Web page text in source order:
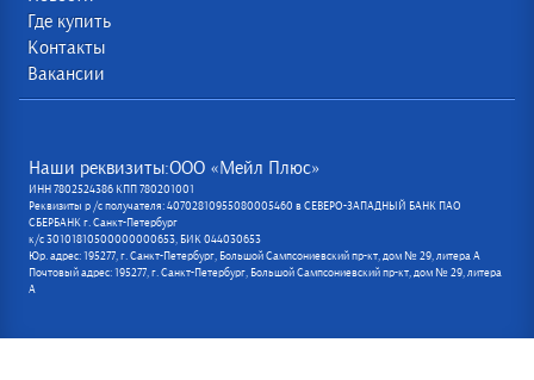
Где купить
Контакты
Вакансии
Наши реквизиты:ООО «Мейл Плюс»
ИНН 7802524386 КПП 780201001
Реквизиты р /с получателя: 40702810955080005460 в СЕВЕРО-ЗАПАДНЫЙ БАНК ПАО
СБЕРБАНК г. Санкт-Петербург
к/с 30101810500000000653, БИК 044030653
Юр. адрес: 195277, г. Санкт-Петербург, Большой Сампсониевский пр-кт, дом № 29, литера А
Почтовый адрес: 195277, г. Санкт-Петербург, Большой Сампсониевский пр-кт, дом № 29, литера
А